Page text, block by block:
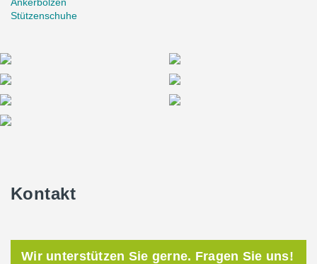
Stützenschuhe
Kontakt
Wir unterstützen Sie gerne. Fragen Sie uns!